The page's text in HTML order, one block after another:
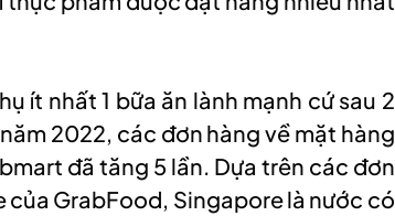
ít nhất 1 bữa ăn lành mạnh cứ sau 2
2022, các đơn hàng về mặt hàng
đã tăng 5 lần. Dựa trên các đơn
GrabFood, Singapore là nước có